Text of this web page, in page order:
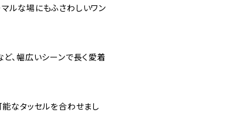
ルな場にもふさわしいワン
ど、幅広いシーンで長く愛着
能なタッセルを合わせまし